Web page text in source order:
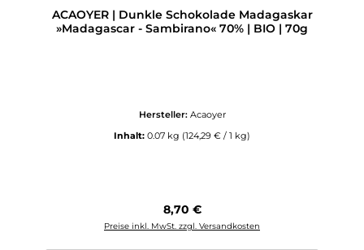
ACAOYER | Dunkle Schokolade Madagaskar
»Madagascar - Sambirano« 70% | BIO | 70g
Hersteller: Acaoyer
Inhalt: 0.07 kg (124,29 € / 1 kg)
Regulärer Preis:
8,70 €
Preise inkl. MwSt. zzgl. Versandkosten